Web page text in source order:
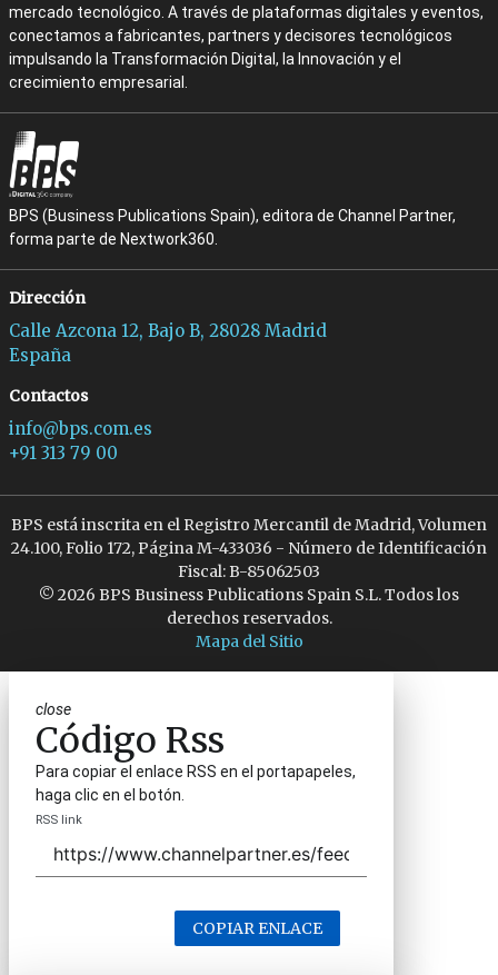
mercado tecnológico. A través de plataformas digitales y eventos,
conectamos a fabricantes, partners y decisores tecnológicos
impulsando la Transformación Digital, la Innovación y el
crecimiento empresarial.
BPS (Business Publications Spain), editora de Channel Partner,
forma parte de Nextwork360.
Dirección
Calle Azcona 12, Bajo B, 28028 Madrid
España
Contactos
info@bps.com.es
+91 313 79 00
BPS está inscrita en el Registro Mercantil de Madrid, Volumen
24.100, Folio 172, Página M-433036 - Número de Identificación
Fiscal: B-85062503
© 2026 BPS Business Publications Spain S.L. Todos los
derechos reservados.
Mapa del Sitio
close
Código Rss
Para copiar el enlace RSS en el portapapeles,
haga clic en el botón.
RSS link
COPIAR ENLACE